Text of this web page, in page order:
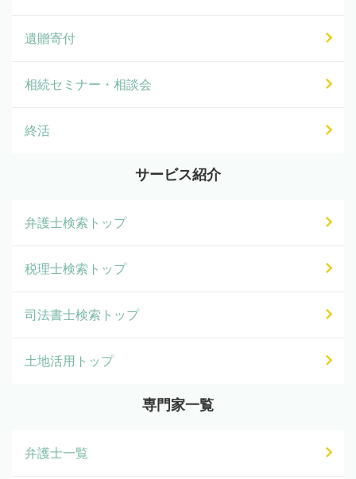
遺贈寄付
相続セミナー・相談会
終活
サービス紹介
弁護士検索トップ
税理士検索トップ
司法書士検索トップ
土地活用トップ
専門家一覧
弁護士一覧